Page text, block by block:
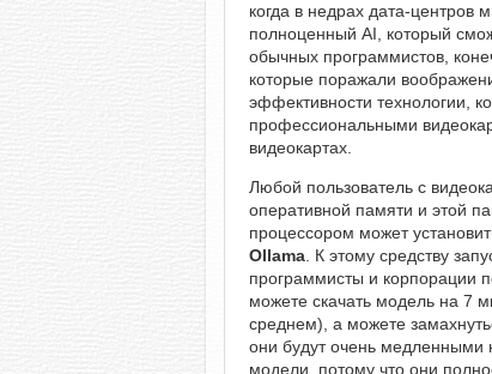
когда в недрах дата-центров
полноценный AI, который
обычных программистов,
которые поражали
эффективности технологии,
профессиональными
видеокартах.
Любой пользователь с
оперативной памяти и этой
процессором может
Ollama . К этому средству
программисты и корпорации
можете скачать модель на 7
среднем), а можете
они будут очень медленными
модели, потому что они